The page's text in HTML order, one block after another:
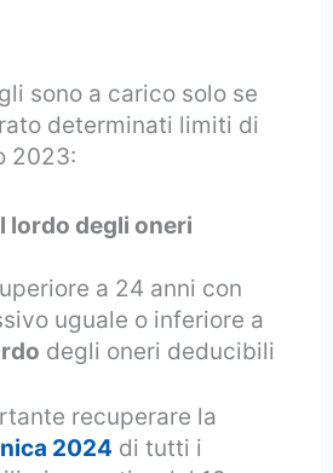
sono a carico solo se
determinati limiti di
2023:
lordo degli oneri
a 24 anni con
uguale o inferiore a
degli oneri deducibili
recuperare la
2024 di tutti i